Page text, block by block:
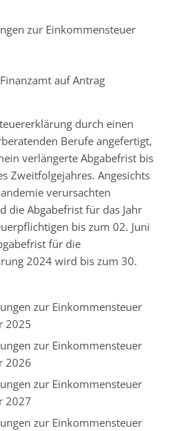
zur Einkommensteuer
auf Antrag
durch einen
Berufe angefertigt,
verlängerte Abgabefrist bis
Zweitfolgejahres. Angesichts
verursachten
die Abgabefrist für das Jahr
bis zum 02. Juni
für die
2024 wird bis zum 30.
zur Einkommensteuer
2025
zur Einkommensteuer
2026
zur Einkommensteuer
2027
zur Einkommensteuer